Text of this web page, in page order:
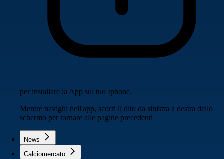
per installare la App sul tuo Iphone.
Mentre navighi nell'app, scorri il dito da sinistra a destra dello
schermo per tornare alle pagine precedenti
News
Calciomercato